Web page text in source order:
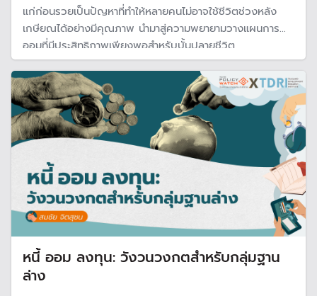
แก่ก่อนรวยเป็นปัญหาที่ทำให้หลายคนไม่อาจใช้ชีวิตช่วงหลัง
เกษียณได้อย่างมีคุณภาพ นำมาสู่ความพยายามวางแผนการ
ออมที่มีประสิทธิภาพเพียงพอสำหรับบั้นปลายชีวิต
หนี้ ออม ลงทุน: วังวนวงกตสำหรับกลุ่มฐาน
ล่าง